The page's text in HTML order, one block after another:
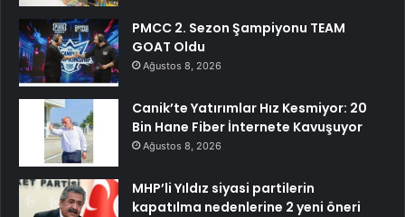
PMCC 2. Sezon Şampiyonu TEAM
GOAT Oldu
Ağustos 8, 2026
Canik’te Yatırımlar Hız Kesmiyor: 20
Bin Hane Fiber İnternete Kavuşuyor
Ağustos 8, 2026
MHP’li Yıldız siyasi partilerin
kapatılma nedenlerine 2 yeni öneri